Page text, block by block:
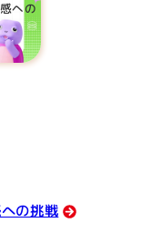
への
の挑戦